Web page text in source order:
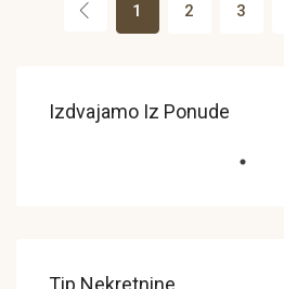
1 2 3
Izdvajamo Iz Ponude
Tip Nekretnine